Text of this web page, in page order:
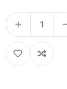
Джардінс таблетки, в/плів. обол. по 10 мг №30 (10х3) quantity